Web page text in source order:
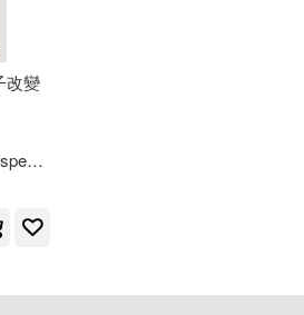
Dispenza(1)
改變